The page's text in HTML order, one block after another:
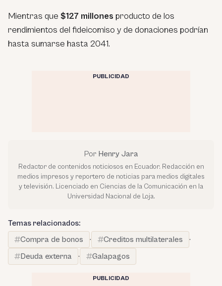
Mientras que $127 millones producto de los
rendimientos del fideicomiso y de donaciones podrían
hasta sumarse hasta 2041.
PUBLICIDAD
Por Henry Jara
Redactor de contenidos noticiosos en Ecuador. Redacción en
medios impresos y reportero de noticias para medios digitales
y televisión. Licenciado en Ciencias de la Comunicación en la
Universidad Nacional de Loja.
Temas relacionados:
Compra de bonos
· Creditos multilaterales
·
Deuda externa
· Galapagos
PUBLICIDAD